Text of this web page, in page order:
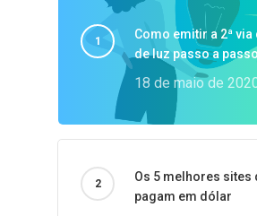
Como emitir a 2ª via
de luz passo a passo
18 de maio de
Os 5 melhores sites
pagam em dólar